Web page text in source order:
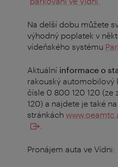
Na delší dobu můžete
výhodný poplatek v
vídeňského systému
Aktuální informace o
rakouský automobilový
čísle 0 800 120 120 (ze
120) a najdete je také
stránkách
Pronájem auta ve Vídni: